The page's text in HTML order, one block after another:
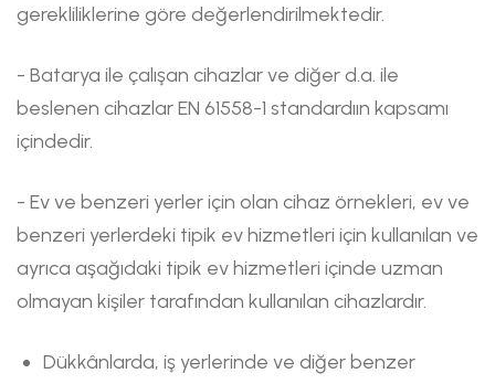
gerekliliklerine göre değerlendirilmektedir.
- Batarya ile çalışan cihazlar ve diğer d.a. ile
beslenen cihazlar EN 61558-1 standardıın kapsamı
içindedir.
- Ev ve benzeri yerler için olan cihaz örnekleri, ev ve
benzeri yerlerdeki tipik ev hizmetleri için kullanılan ve
ayrıca aşağıdaki tipik ev hizmetleri içinde uzman
olmayan kişiler tarafından kullanılan cihazlardır.
Dükkânlarda, iş yerlerinde ve diğer benzer